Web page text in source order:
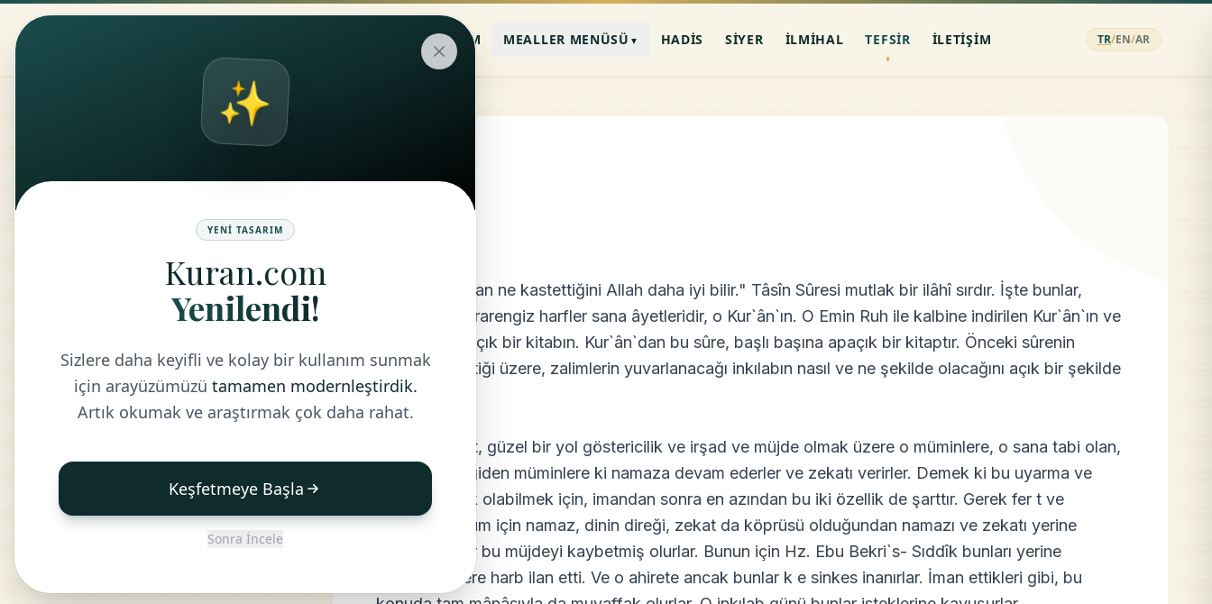
KURAN-I KERIM MEALLER MENÜSÜ ▼ HADIS SIYER İLMIHAL TEFSIR İLETIŞIM TR/EN/AR
KONU NEML
1-2- "Bunlardan ne kastettiğini Allah daha iyi bilir." Tâsîn Sûresi mutlak bir ilâhî sırdır. İşte bunlar,
işittiğin bu esrarengiz harfler sana âyetleridir, o Kur`ân`ın. O Emin Ruh ile kalbine indirilen Kur`ân`ın ve
belagatlı, apaçık bir kitabın. Kur`ân`dan bu sûre, başlı başına apaçık bir kitaptır. Önceki sûrenin
sonunda geçtiği üzere, zalimlerin yuvarlanacağı inkılabın nasıl ve ne şekilde olacağını açık bir şekilde
anlatacaktır.
3- Bir hidayet, güzel bir yol göstericilik ve irşad ve müjde olmak üzere o müminlere, o sana tabi olan,
senin izinde giden müminlere ki namaza devam ederler ve zekatı verirler. Demek ki bu uyarma ve
müjdeye layık olabilmek için, imandan sonra en azından bu iki özellik de şarttır. Gerek fer t ve
gerekse toplum için namaz, dinin direği, zekat da köprüsü olduğundan namazı ve zekatı yerine
getirmeyenler bu müjdeyi kaybetmiş olurlar. Bunun için Hz. Ebu Bekri`s- Sıddîk bunları yerine
getirmeyenlere harb ilan etti. Ve o ahirete ancak bunlar k e sinkes inanırlar. İman ettikleri gibi, bu
✨
YENI TASARIM
Kuran.com
Yenilendi!
Sizlere daha keyifli ve kolay bir kullanım sunmak
için arayüzümüzü tamamen modernleştirdik.
Artık okumak ve araştırmak çok daha rahat.
Keşfetmeye Başla
Sonra İncele